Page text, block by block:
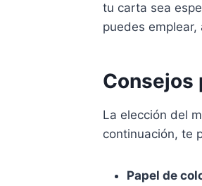
tu carta sea
puedes
Consejos
La elección del
continuación, te
Papel de